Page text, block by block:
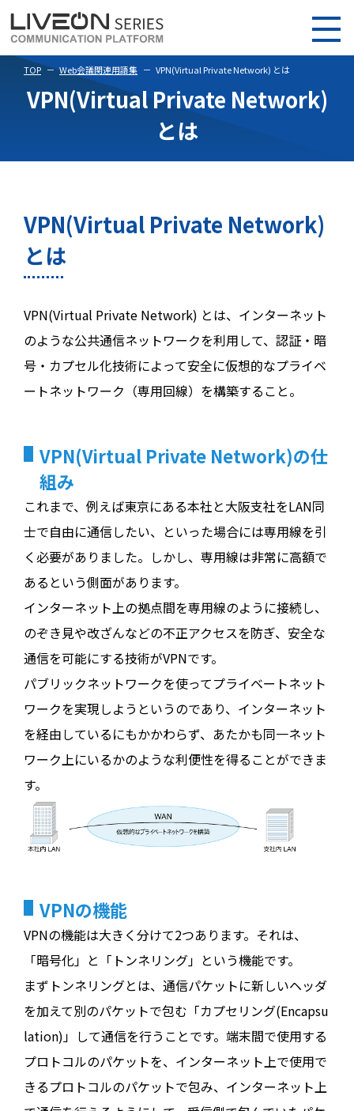
TOP Web会議関連用語集 VPN(Virtual Private Network) とは
VPN(Virtual Private Network)
とは
VPN(Virtual Private Network)
とは
VPN(Virtual Private Network) とは、インターネット
のような公共通信ネットワークを利用して、認証・暗
号・カプセル化技術によって安全に仮想的なプライベ
ートネットワーク（専用回線）を構築すること。
VPN(Virtual Private Network)の仕
組み
これまで、例えば東京にある本社と大阪支社をLAN同
士で自由に通信したい、といった場合には専用線を引
く必要がありました。しかし、専用線は非常に高額で
あるという側面があります。
インターネット上の拠点間を専用線のように接続し、
のぞき見や改ざんなどの不正アクセスを防ぎ、安全な
通信を可能にする技術がVPNです。
パブリックネットワークを使ってプライベートネット
ワークを実現しようというのであり、インターネット
を経由しているにもかかわらず、あたかも同一ネット
ワーク上にいるかのような利便性を得ることができま
す。
VPNの機能
VPNの機能は大きく分けて2つあります。それは、
「暗号化」と「トンネリング」という機能です。
まずトンネリングとは、通信パケットに新しいヘッダ
を加えて別のパケットで包む「カプセリング(Encapsu
lation)」して通信を行うことです。端末間で使用する
プロトコルのパケットを、インターネット上で使用で
きるプロトコルのパケットで包み、インターネット上